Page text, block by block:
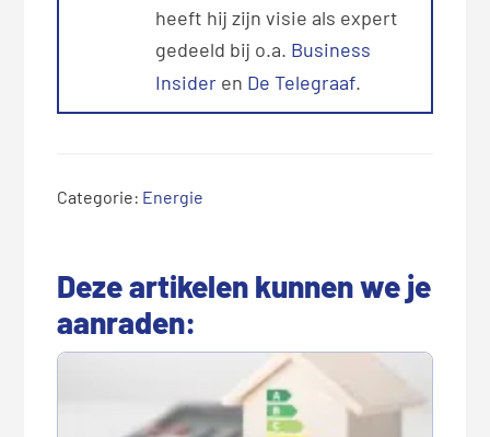
heeft hij zijn visie als expert
gedeeld bij o.a. Business
Insider en De Telegraaf.
Categorie: Energie
Deze artikelen kunnen we je
aanraden: